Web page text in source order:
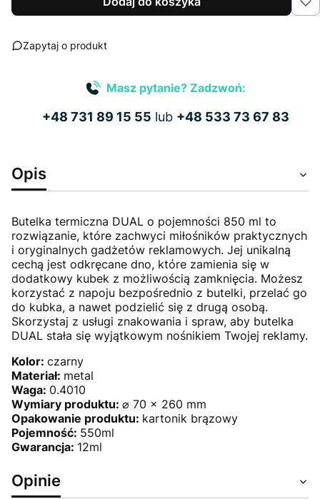
Zapytaj o produkt
Masz pytanie? Zadzwoń:
+48 731 89 15 55 lub +48 533 73 67 83
Opis
Butelka termiczna DUAL o pojemności 850 ml to
rozwiązanie, które zachwyci miłośników praktycznych
i oryginalnych gadżetów reklamowych. Jej unikalną
cechą jest odkręcane dno, które zamienia się w
dodatkowy kubek z możliwością zamknięcia. Możesz
korzystać z napoju bezpośrednio z butelki, przelać go
do kubka, a nawet podzielić się z drugą osobą.
Skorzystaj z usługi znakowania i spraw, aby butelka
DUAL stała się wyjątkowym nośnikiem Twojej reklamy.
Kolor: czarny
Materiał: metal
Waga: 0.4010
Wymiary produktu: ⌀ 70 x 260 mm
Opakowanie produktu: kartonik brązowy
Pojemność: 550ml
Gwarancja: 12ml
Opinie